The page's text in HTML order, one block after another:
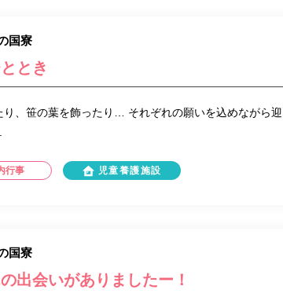
国寮
とき
り、笹の葉を飾ったり… それぞれの願いを込めながら
行事 児童養護施設
国寮
出会いがありましたー！